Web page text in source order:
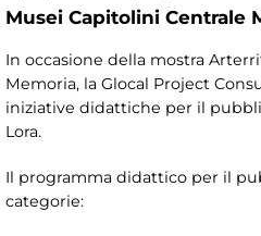
Musei Capitolini Centrale
In occasione della mostra
Memoria, la Glocal Project
iniziative didattiche per il
Lora.
Il programma didattico per il
categorie: